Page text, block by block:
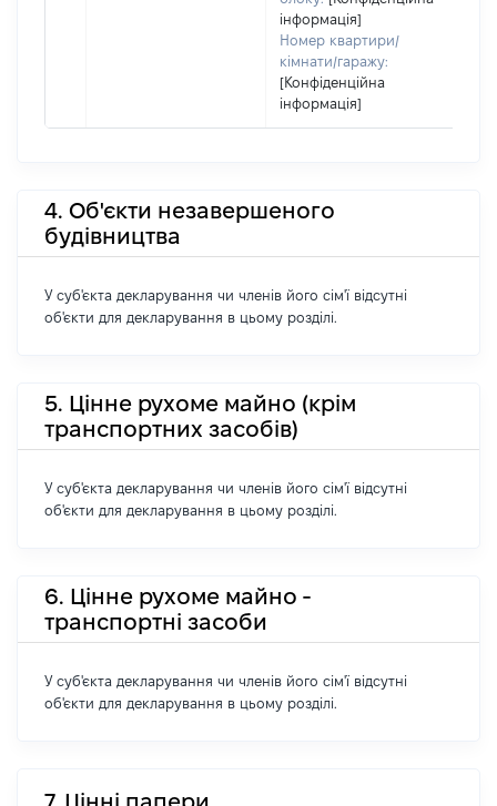
інформація]
Номер квартири/
кімнати/гаражу:
[Конфіденційна
інформація]
4. Об'єкти незавершеного
будівництва
У суб'єкта декларування чи членів його сім'ї відсутні
об'єкти для декларування в цьому розділі.
5. Цінне рухоме майно (крім
транспортних засобів)
У суб'єкта декларування чи членів його сім'ї відсутні
об'єкти для декларування в цьому розділі.
6. Цінне рухоме майно -
транспортні засоби
У суб'єкта декларування чи членів його сім'ї відсутні
об'єкти для декларування в цьому розділі.